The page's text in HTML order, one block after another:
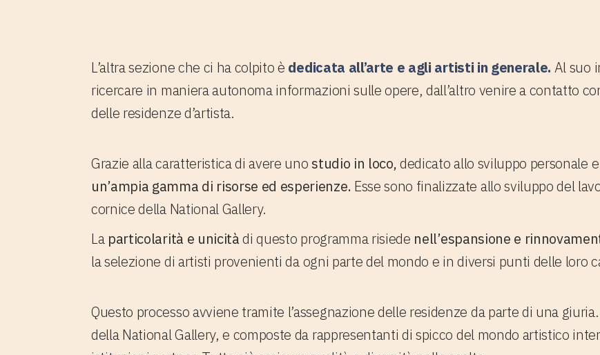
L’altra sezione che ci ha colpito è dedicata all’arte e agli artisti in generale. Al suo
ricercare in maniera autonoma informazioni sulle opere, dall’altro venire a contatto
delle residenze d’artista.
Grazie alla caratteristica di avere unostudio in loco,dedicato allo sviluppo personale
un’ampia gamma di risorse ed esperienze. Esse sono finalizzate allo sviluppo del
cornice della National Gallery.
La particolarità e unicitàdi questo programma risiede nell’espansione e
la selezione di artisti provenienti da ogni parte del mondo e in diversi punti delle loro
Questo processo avviene tramite l’assegnazione delle residenze da parte di una
della National Gallery, e composte da rappresentanti di spicco del mondo artistico